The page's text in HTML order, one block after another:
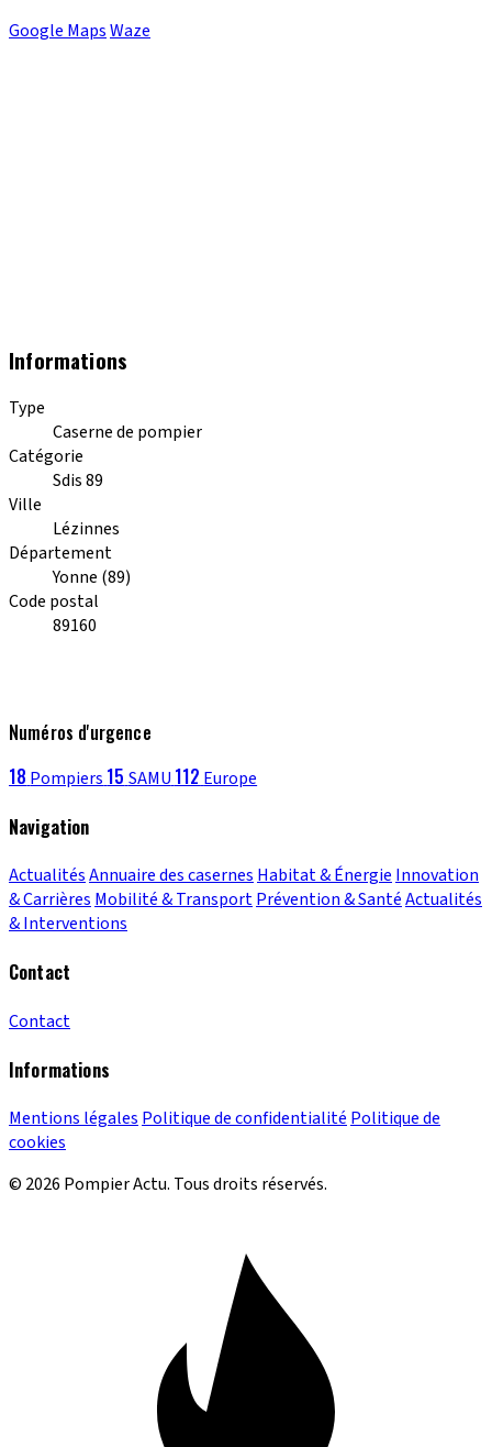
Google MapsWaze
Informations
Type
Caserne de pompier
Catégorie
Sdis 89
Ville
Lézinnes
Département
Yonne (89)
Code postal
89160
Numéros d'urgence
18 Pompiers 15 SAMU 112 Europe
Navigation
ActualitésAnnuaire des casernes Habitat & Énergie Innovation
& Carrières Mobilité & TransportPrévention & SantéActualités
& Interventions
Contact
Contact
Informations
Mentions légales Politique de confidentialité Politique de
cookies
© 2026 Pompier Actu. Tous droits réservés.